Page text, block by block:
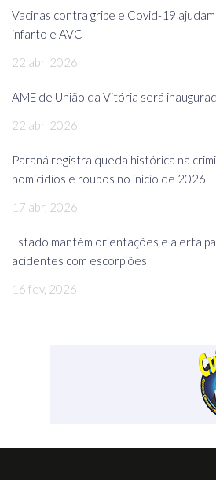
Vacinas contra gripe e Covid-19
infarto e AVC
22 abr, 2026
AME de União da Vitória será
22 abr, 2026
Paraná registra queda histórica na
homicídios e roubos no início de 2026
17 abr, 2026
Estado mantém orientações e alerta
acidentes com escorpiões
16 fev, 2026